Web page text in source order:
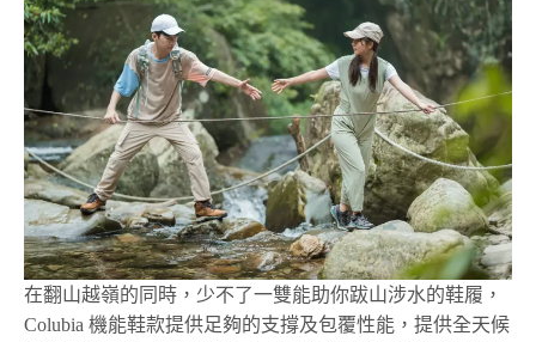
在翻山越嶺的同時，少不了一雙能助你跋山涉水的鞋履，
Colubia 機能鞋款提供足夠的支撐及包覆性能，提供全天候